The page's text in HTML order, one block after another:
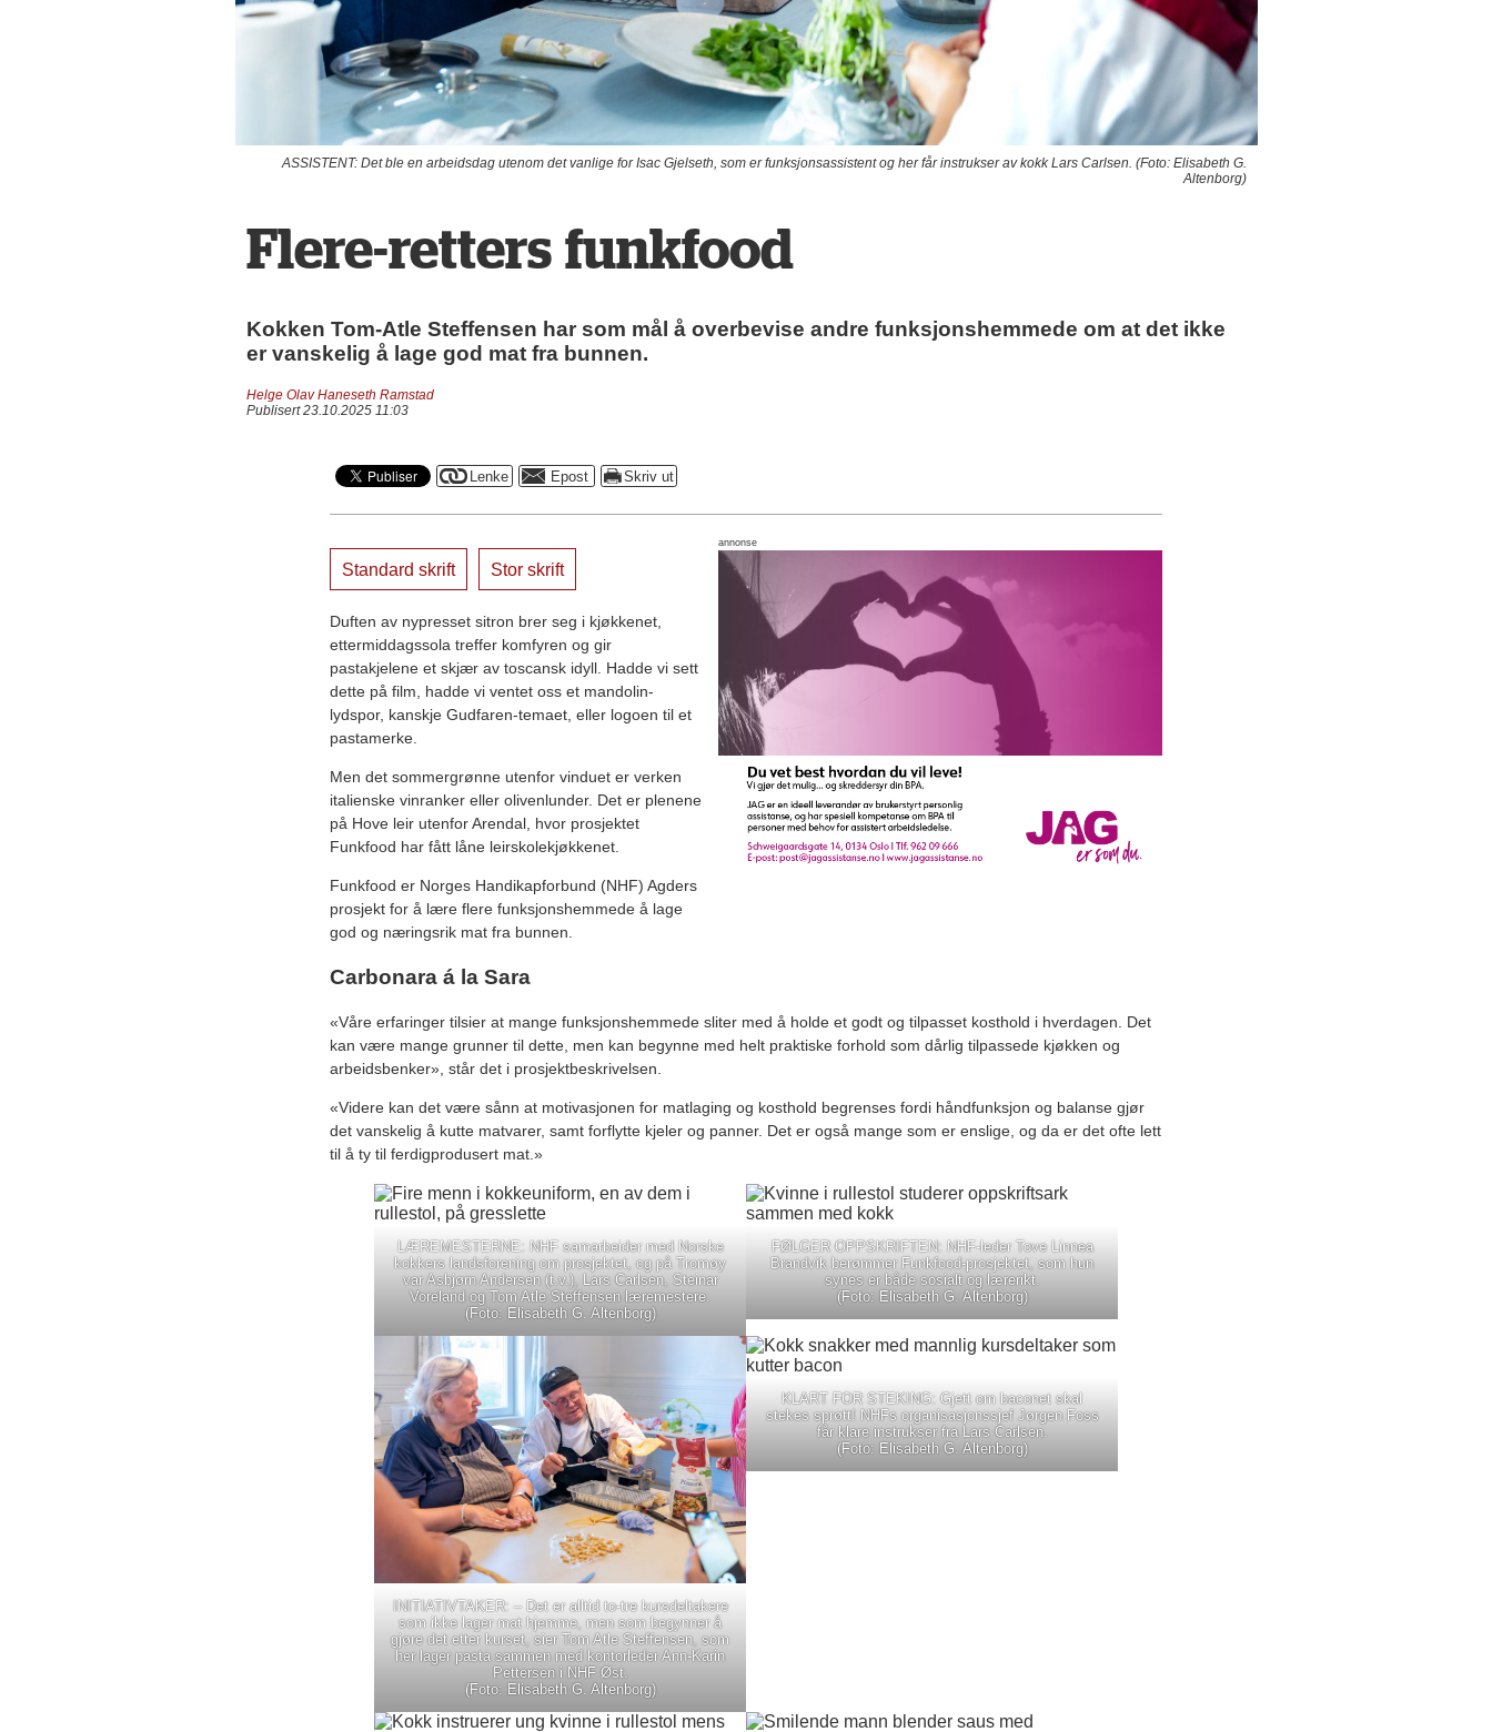
ASSISTENT: Det ble en arbeidsdag utenom det vanlige for Isac Gjelseth, som er funksjonsassistent og her får instrukser av kokk Lars Carlsen. (Foto: Elisabeth G.
Altenborg)
Flere-retters funkfood
Kokken Tom-Atle Steffensen har som mål å overbevise andre funksjonshemmede om at det ikke
er vanskelig å lage god mat fra bunnen.
Helge Olav Haneseth Ramstad
Publisert 23.10.2025 11:03
annonse
Standard skrift Stor skrift
Duften av nypresset sitron brer seg i kjøkkenet,
ettermiddagssola treffer komfyren og gir
pastakjelene et skjær av toscansk idyll. Hadde vi sett
dette på film, hadde vi ventet oss et mandolin-
lydspor, kanskje Gudfaren-temaet, eller logoen til et
pastamerke.
Men det sommergrønne utenfor vinduet er verken
italienske vinranker eller olivenlunder. Det er plenene
på Hove leir utenfor Arendal, hvor prosjektet
Funkfood har fått låne leirskolekjøkkenet.
Funkfood er Norges Handikapforbund (NHF) Agders
prosjekt for å lære flere funksjonshemmede å lage
god og næringsrik mat fra bunnen.
Carbonara á la Sara
«Våre erfaringer tilsier at mange funksjonshemmede sliter med å holde et godt og tilpasset kosthold i hverdagen. Det
kan være mange grunner til dette, men kan begynne med helt praktiske forhold som dårlig tilpassede kjøkken og
arbeidsbenker», står det i prosjektbeskrivelsen.
«Videre kan det være sånn at motivasjonen for matlaging og kosthold begrenses fordi håndfunksjon og balanse gjør
det vanskelig å kutte matvarer, samt forflytte kjeler og panner. Det er også mange som er enslige, og da er det ofte lett
til å ty til ferdigprodusert mat.»
LÆREMESTERNE: NHF samarbeider med Norske
kokkers landsforening om prosjektet, og på Tromøy
var Asbjørn Andersen (t.v.), Lars Carlsen, Steinar
Voreland og Tom Atle Steffensen læremestere.
(Foto: Elisabeth G. Altenborg)
FØLGER OPPSKRIFTEN: NHF-leder Tove Linnea
Brandvik berømmer Funkfood-prosjektet, som hun
synes er både sosialt og lærerikt.
(Foto: Elisabeth G. Altenborg)
INITIATIVTAKER: – Det er alltid to-tre kursdeltakere
som ikke lager mat hjemme, men som begynner å
gjøre det etter kurset, sier Tom Atle Steffensen, som
her lager pasta sammen med kontorleder Ann-Karin
Pettersen i NHF Øst.
(Foto: Elisabeth G. Altenborg)
KLART FOR STEKING: Gjett om baconet skal
stekes sprøtt! NHFs organisasjonssjef Jørgen Foss
får klare instrukser fra Lars Carlsen.
(Foto: Elisabeth G. Altenborg)